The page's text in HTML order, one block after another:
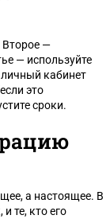
Второе —
— используйте
кабинет
это
сроки.
а настоящее. В
те, кто его